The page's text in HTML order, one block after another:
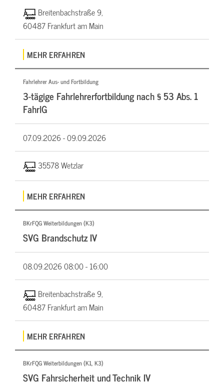
Breitenbachstraße 9,
60487 Frankfurt am Main
MEHR ERFAHREN
Fahrlehrer Aus- und Fortbildung
3-tägige Fahrlehrerfortbildung nach § 53 Abs. 1
FahrlG
07.09.2026 -09.09.2026
35578 Wetzlar
MEHR ERFAHREN
BKrFQG Weiterbildungen (K3)
SVG Brandschutz IV
08.09.202608:00 - 16:00
Breitenbachstraße 9,
60487 Frankfurt am Main
MEHR ERFAHREN
BKrFQG Weiterbildungen (K1, K3)
SVG Fahrsicherheit und Technik IV